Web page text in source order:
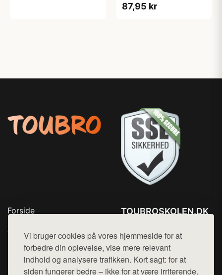
Vi bruger cookies på vores hjemmeside for at
forbedre din oplevelse, vise mere relevant
indhold og analysere trafikken. Kort sagt: for at
siden fungerer bedre – ikke for at være irriterende.
87,95 kr
Forside
Top Rabatter
Blog
Kontakt
TOUBROSKOLEN.DK
Mail: hej@want.dk
Cookie- og privatlivspolitik